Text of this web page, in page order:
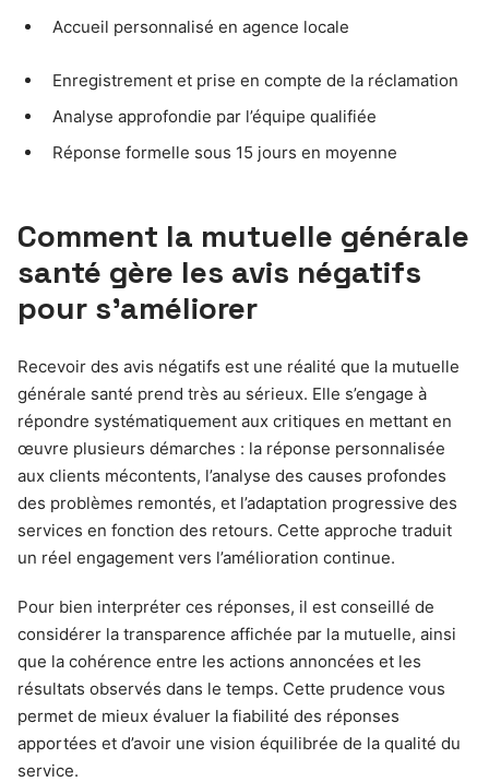
Accueil personnalisé en agence locale
Enregistrement et prise en compte de la réclamation
Analyse approfondie par l’équipe qualifiée
Réponse formelle sous 15 jours en moyenne
Comment la mutuelle générale
santé gère les avis négatifs
pour s’améliorer
Recevoir des avis négatifs est une réalité que la mutuelle
générale santé prend très au sérieux. Elle s’engage à
répondre systématiquement aux critiques en mettant en
œuvre plusieurs démarches : la réponse personnalisée
aux clients mécontents, l’analyse des causes profondes
des problèmes remontés, et l’adaptation progressive des
services en fonction des retours. Cette approche traduit
un réel engagement vers l’amélioration continue.
Pour bien interpréter ces réponses, il est conseillé de
considérer la transparence affichée par la mutuelle, ainsi
que la cohérence entre les actions annoncées et les
résultats observés dans le temps. Cette prudence vous
permet de mieux évaluer la fiabilité des réponses
apportées et d’avoir une vision équilibrée de la qualité du
service.